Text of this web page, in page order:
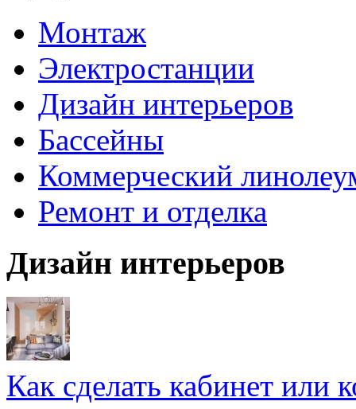
Монтаж
Электростанции
Дизайн интерьеров
Бассейны
Коммерческий
Ремонт и отделка
Дизайн интерьеров
Как сделать кабинет или